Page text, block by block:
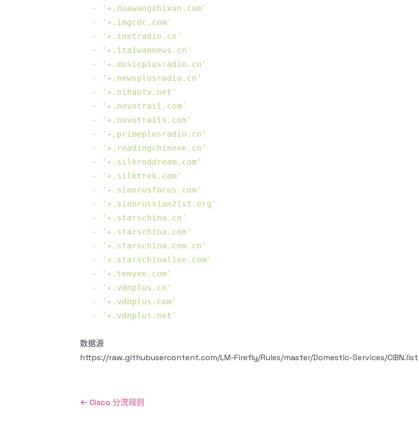
-
'+.huawangzhixun.com'
-
'+.imgcdc.com'
-
'+.inetradio.cn'
-
'+.itaiwannews.cn'
-
'+.musicplusradio.cn'
-
'+.newsplusradio.cn'
-
'+.nihaotv.net'
-
'+.novotrail.com'
-
'+.novotrails.com'
-
'+.primeplusradio.cn'
-
'+.readingchinese.cn'
-
'+.silkroddream.com'
-
'+.silktrek.com'
-
'+.sinorusfocus.com'
-
'+.sinorussian21st.org'
-
'+.starschina.cn'
-
'+.starschina.com'
-
'+.starschina.com.cn'
-
'+.starschinalive.com'
-
'+.temyee.com'
-
'+.vdnplus.cn'
-
'+.vdnplus.com'
-
'+.vdnplus.net'
数据源
https://raw.githubusercontent.com/LM-Firefly/Rules/master/Domestic-Services/CIBN.list
← Cisco 分流规则